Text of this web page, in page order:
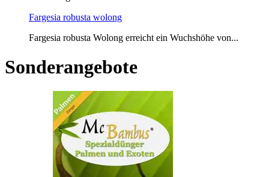
Fargesia robusta wolong
Fargesia robusta Wolong erreicht ein Wuchshöhe von...
Sonderangebote